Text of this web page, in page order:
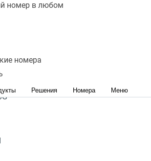
номер в любом
номера
Решения Номера Меню
портала Bitrix24.
стационарные
беспроводные